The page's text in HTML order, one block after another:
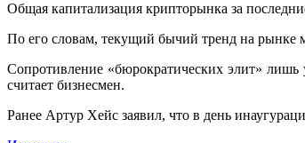
Общая капитализация крипторынка за
По его словам, текущий бычий тренд на рынке
Сопротивление «бюрократических элит»
считает бизнесмен.
Ранее Артур Хейс заявил, что в день